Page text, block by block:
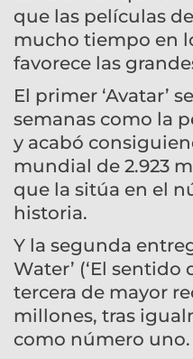
que las películas
mucho tiempo en
favorece las
El primer ‘Avatar’
semanas como la
y acabó
mundial de 2.923
que la sitúa en el
historia.
Y la segunda
Water’ (‘El sentido
tercera de mayor
millones, tras
como número uno.